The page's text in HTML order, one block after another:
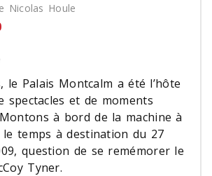
Nicolas Houle
le Palais Montcalm a été l’hôte
spectacles et de moments
à bord de la machine à
le temps à destination du 27
question de se remémorer le
Tyner.